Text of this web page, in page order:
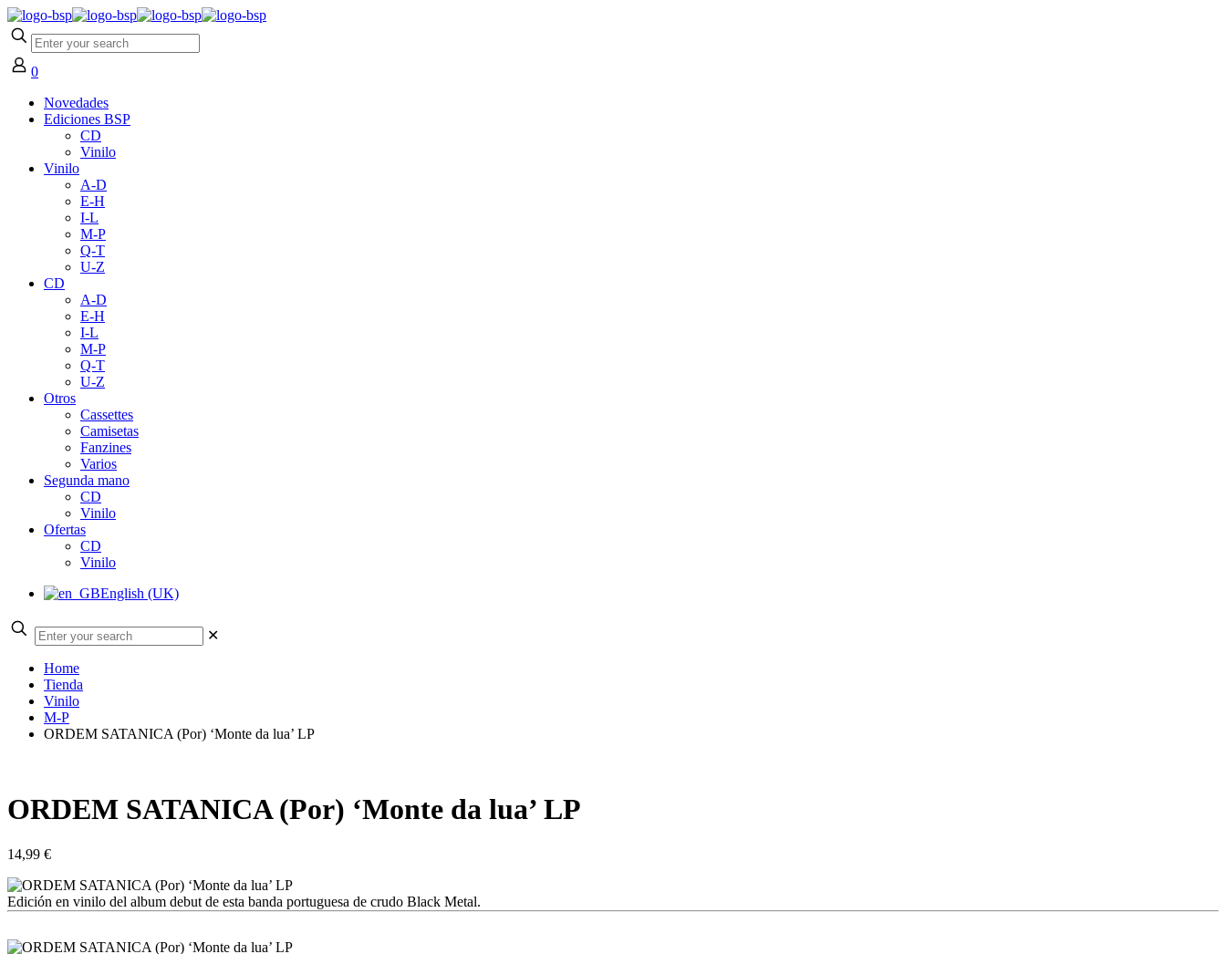
0
Novedades
Ediciones BSP
CD
Vinilo
Vinilo
A-D
E-H
I-L
M-P
Q-T
U-Z
CD
A-D
E-H
I-L
M-P
Q-T
U-Z
Otros
Cassettes
Camisetas
Fanzines
Varios
Segunda mano
CD
Vinilo
Ofertas
CD
Vinilo
English (UK)
✕
Home
Tienda
Vinilo
M-P
ORDEM SATANICA (Por) ‘Monte da lua’ LP
ORDEM SATANICA (Por) ‘Monte da lua’ LP
14,99 €
Edición en vinilo del album debut de esta banda portuguesa de crudo Black Metal.